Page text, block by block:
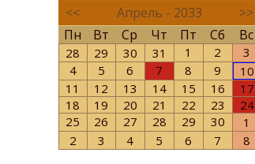
<< Апрель - 2033
>>
Пн
Вт Ср Чт Пт Сб Вс
28 29 30 31 1 2
3
4
5 6 7 8 9
10
11
12 13 14 15 16
17
18
19 20 21 22 23
24
25
26 27 28 29 30
1
2
3 4 5 6 7 8